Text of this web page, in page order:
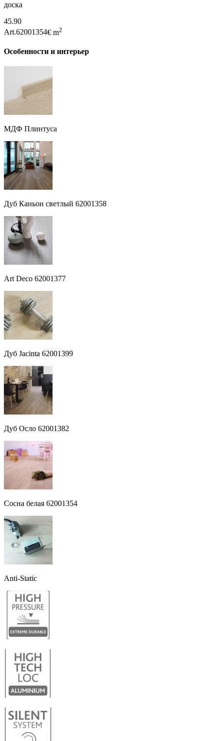
доска
45.90
Art.62001354€ m2
Особенности и интерьер
МДФ Плинтуса
Дуб Каньон светлый 62001358
Art Deco 62001377
Дуб Jacinta 62001399
Дуб Осло 62001382
Сосна белая 62001354
Anti-Static